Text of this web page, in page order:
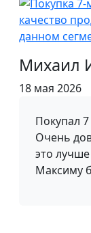
Михаил
18 мая 2026
Покупал
Очень
это
Максиму